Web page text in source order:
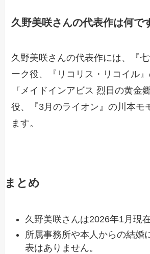
久野美咲さんの代表作は何で
久野美咲さんの代表作には、『
ーク役、『リコリス・リコイル』
『メイドインアビス 烈日の黄金
役、『3月のライオン』の川本モ
ます。
まとめ
久野美咲さんは2026年1月現
所属事務所や本人からの結婚
表はありません。